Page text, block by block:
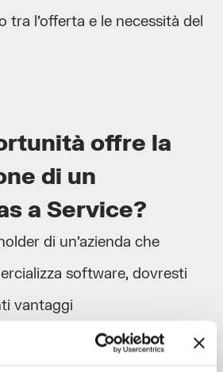
tra l’offerta e le necessità del
offre la
di un
a Service?
di un’azienda che
software, dovresti
vantaggi
e distribuzione di un